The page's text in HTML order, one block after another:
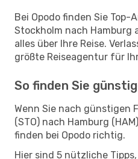
Bei Opodo finden Sie
Stockholm nach Hamburg
alles über Ihre Reise.
größte Reiseagentur für
So finden Sie
Wenn Sie nach günstigen
(STO) nach Hamburg
finden bei Opodo richtig.
Hier sind 5 nützliche